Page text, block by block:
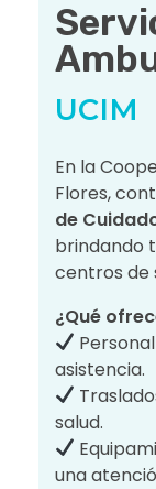
UCIM
En la
Flores,
de
brindando
centros de
¿Qué
asistencia.
salud.
una